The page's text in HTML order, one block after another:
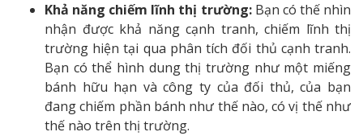
Khả năng chiếm lĩnh thị trường:Bạn có thế nhìn
nhận được khả năng cạnh tranh, chiếm lĩnh thị
trường hiện tại qua phân tích đối thủ cạnh tranh.
Bạn có thể hình dung thị trường như một miếng
bánh hữu hạn và công ty của đối thủ, của bạn
đang chiếm phần bánh như thế nào, có vị thế như
thế nào trên thị trường.